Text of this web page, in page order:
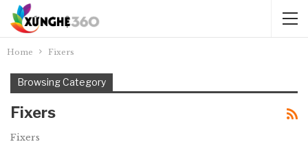
Home Fixers
Browsing Category
Fixers
Fixers